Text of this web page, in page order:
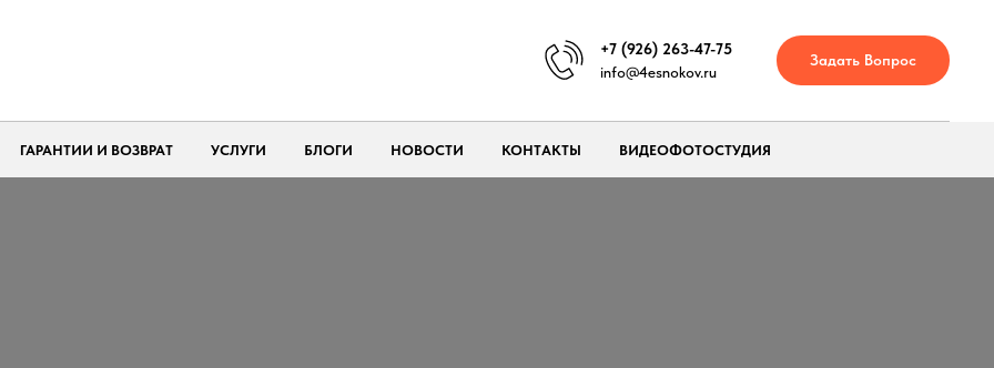
+7 (926) 263-47-75
info@4esnokov.ru
Задать Вопрос
ГАРАНТИИ И ВОЗВРАТ УСЛУГИ БЛОГИ НОВОСТИ КОНТАКТЫ ВИДЕОФОТОСТУДИЯ